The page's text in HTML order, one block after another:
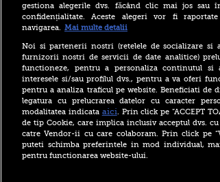
româncă a fost
Germania pentru
favoarea Rusiei
Alerta West Nile:
persoane au murit,
numărul cazurilor a
10. Măsurile de
împotriva țânțarilor
Ce le-a spus Donald
donatorilor despre
succesorul său pentru
gestiona alegerile dvs. făcând clic mai jos
confidențialitate. Aceste alegeri vor fi
navigarea. Mai multe detalii
Noi si partenerii nostri (retelele de socializare si
furnizorii nostri de servicii de date analitice)
functioneze, pentru a personaliza continutul
interesele si/sau profilul dvs., pentru a va oferi
pentru a analiza traficul pe website. Beneficiati de
legatura cu prelucrarea datelor cu caracter
modalitatea indicata aici. Prin click pe “ACCEPT
de tip Cookie, care implica inclusiv acceptul dvs.
catre Vendor-ii cu care colaboram. Prin click pe
puteti schimba preferintele in mod individual,
pentru functionarea website-ului.